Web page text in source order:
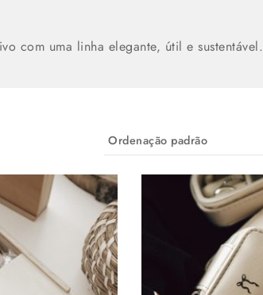
com uma linha elegante, útil e sustentável.